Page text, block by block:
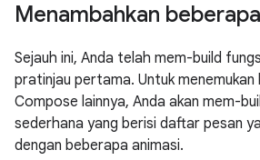
Menambahkan
Sejauh ini, Anda telah mem-build
pratinjau pertama. Untuk
Compose lainnya, Anda akan mem-
sederhana yang berisi daftar pesan
dengan beberapa animasi.